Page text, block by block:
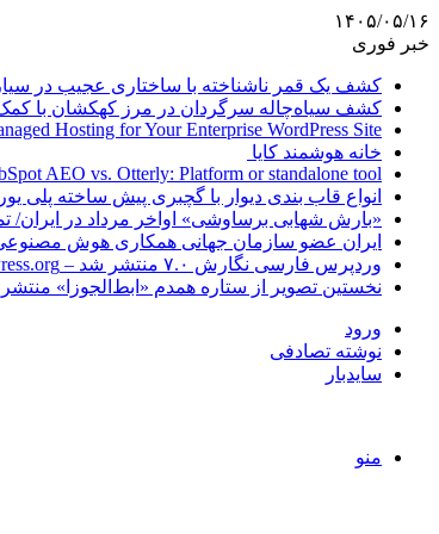
۱۴۰۵/۰۵/۱۶
خبر فوری
کشف یک قمر ناشناخته با ساختاری عجیب در
کشف سیاه‌چاله سرگردان در مرز کهکشان با
Hosting for Your Enterprise WordPress Site
خانه هوشمند کایا
AEO vs. Otterly: Platform or standalone tool?
انواع قاب بندی دیوار با گچبری پیش ساخته
«بارش شهابی برساوشی» اواخر مرداد در ایران/ تماشای ۶۰ شهاب در
ایران عضو سازمان جهانی همکاری هوش
وردپرس فارسی نگارش ۷.۰ منتشر شد – WordPress.org فارسی
نخستین تصویر از ستاره همدم «ابط‌الجوزا»
ورود
نوشته تصادفی
سایدبار
منو